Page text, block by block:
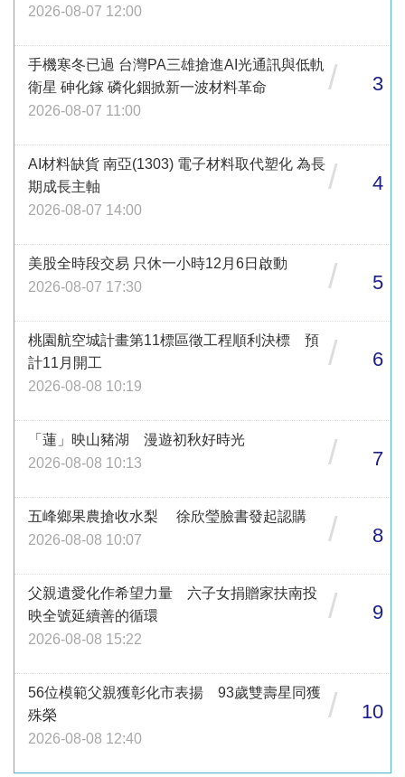
2026-08-07 12:00
手機寒冬已過 台灣PA三雄搶進AI光通訊與低軌
衛星 砷化鎵 磷化銦掀新一波材料革命
2026-08-07 11:00
/ 3
AI材料缺貨 南亞(1303) 電子材料取代塑化 為長
期成長主軸
2026-08-07 14:00
/ 4
美股全時段交易 只休一小時12月6日啟動
2026-08-07 17:30
/ 5
桃園航空城計畫第11標區徵工程順利決標 預
計11月開工
2026-08-08 10:19
/ 6
「蓮」映山豬湖 漫遊初秋好時光
2026-08-08 10:13
/ 7
五峰鄉果農搶收水梨 徐欣瑩臉書發起認購
2026-08-08 10:07
/ 8
父親遺愛化作希望力量 六子女捐贈家扶南投
映全號延續善的循環
2026-08-08 15:22
/ 9
56位模範父親獲彰化市表揚 93歲雙壽星同獲
殊榮
2026-08-08 12:40
/ 10